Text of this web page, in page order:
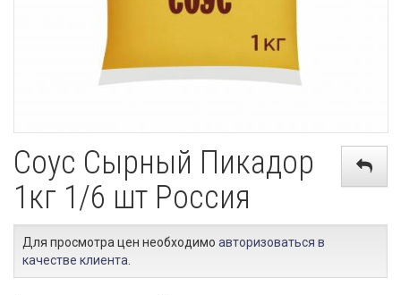
Соус Сырный Пикадор
1кг 1/6 шт Россия
Для просмотра цен необходимо авторизоваться в
качестве клиента